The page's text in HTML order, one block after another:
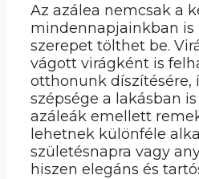
Az azálea nemcsak a
mindennapjainkban is
szerepet tölthet be.
vágott virágként is
otthonunk díszítésére,
szépsége a lakásban
azáleák emellett
lehetnek különféle
születésnapra vagy
hiszen elegáns és